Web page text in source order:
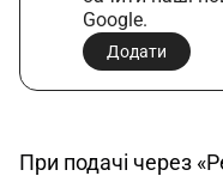
Google.
Додати
При подачі через